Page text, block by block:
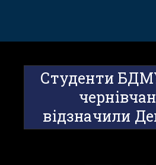
Студенти
відзначили